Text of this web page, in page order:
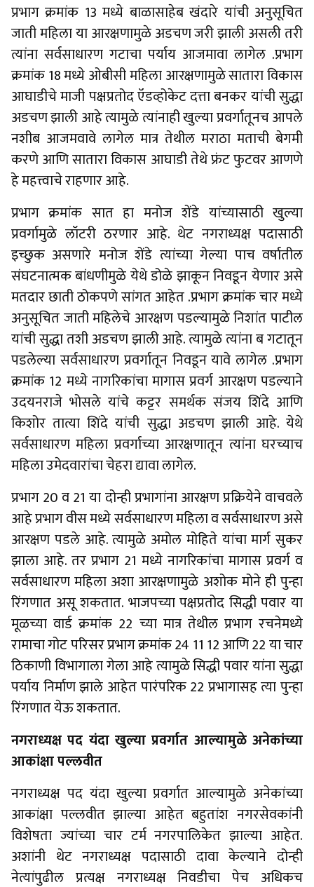
प्रभाग क्रमांक 13 मध्ये बाळासाहेब खंदारे यांची अनुसूचित
जाती महिला या आरक्षणामुळे अडचण जरी झाली असली तरी
त्यांना सर्वसाधारण गटाचा पर्याय आजमावा लागेल .प्रभाग
क्रमांक 18 मध्ये ओबीसी महिला आरक्षणामुळे सातारा विकास
आघाडीचे माजी पक्षप्रतोद ऍडव्होकेट दत्ता बनकर यांची सुद्धा
अडचण झाली आहे त्यामुळे त्यांनाही खुल्या प्रवर्गातूनच आपले
नशीब आजमवावे लागेल मात्र तेथील मराठा मताची बेगमी
करणे आणि सातारा विकास आघाडी तेथे फ्रंट फुटवर आणणे
हे महत्त्वाचे राहणार आहे.
प्रभाग क्रमांक सात हा मनोज शेंडे यांच्यासाठी खुल्या
प्रवर्गामुळे लॉटरी ठरणार आहे. थेट नगराध्यक्ष पदासाठी
इच्छुक असणारे मनोज शेंडे त्यांच्या गेल्या पाच वर्षातील
संघटनात्मक बांधणीमुळे येथे डोळे झाकून निवडून येणार असे
मतदार छाती ठोकपणे सांगत आहेत .प्रभाग क्रमांक चार मध्ये
अनुसूचित जाती महिलेचे आरक्षण पडल्यामुळे निशांत पाटील
यांची सुद्धा तशी अडचण झाली आहे. त्यामुळे त्यांना ब गटातून
पडलेल्या सर्वसाधारण प्रवर्गातून निवडून यावे लागेल .प्रभाग
क्रमांक 12 मध्ये नागरिकांचा मागास प्रवर्ग आरक्षण पडल्याने
उदयनराजे भोसले यांचे कट्टर समर्थक संजय शिंदे आणि
किशोर तात्या शिंदे यांची सुद्धा अडचण झाली आहे. येथे
सर्वसाधारण महिला प्रवर्गाच्या आरक्षणातून त्यांना घरच्याच
महिला उमेदवारांचा चेहरा द्यावा लागेल.
प्रभाग 20 व 21 या दोन्ही प्रभागांना आरक्षण प्रक्रियेने वाचवले
आहे प्रभाग वीस मध्ये सर्वसाधारण महिला व सर्वसाधारण असे
आरक्षण पडले आहे. त्यामुळे अमोल मोहिते यांचा मार्ग सुकर
झाला आहे. तर प्रभाग 21 मध्ये नागरिकांचा मागास प्रवर्ग व
सर्वसाधारण महिला अशा आरक्षणामुळे अशोक मोने ही पुन्हा
रिंगणात असू शकतात. भाजपच्या पक्षप्रतोद सिद्धी पवार या
मूळच्या वार्ड क्रमांक 22 च्या मात्र तेथील प्रभाग रचनेमध्ये
रामाचा गोट परिसर प्रभाग क्रमांक 24 11 12 आणि 22 या चार
ठिकाणी विभागाला गेला आहे त्यामुळे सिद्धी पवार यांना सुद्धा
पर्याय निर्माण झाले आहेत पारंपरिक 22 प्रभागासह त्या पुन्हा
रिंगणात येऊ शकतात.
नगराध्यक्ष पद यंदा खुल्या प्रवर्गात आल्यामुळे अनेकांच्या
आकांक्षा पल्लवीत
नगराध्यक्ष पद यंदा खुल्या प्रवर्गात आल्यामुळे अनेकांच्या
आकांक्षा पल्लवीत झाल्या आहेत बहुतांश नगरसेवकांनी
विशेषता ज्यांच्या चार टर्म नगरपालिकेत झाल्या आहेत.
अशांनी थेट नगराध्यक्ष पदासाठी दावा केल्याने दोन्ही
नेत्यांपुढील प्रत्यक्ष नगराध्यक्ष निवडीचा पेच अधिकच